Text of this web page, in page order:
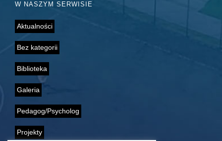
W NASZYM SERWISIE
Aktualności
Bez kategorii
Biblioteka
Galeria
Pedagog/Psycholog
Projekty